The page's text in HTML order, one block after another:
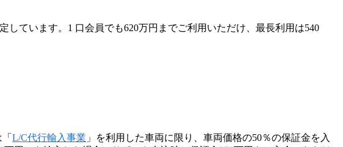
ています。1 口会員でも620万円までご利用いただけ、最長利用は540
L/C代行輸入事業 」を利用した車両に限り、車両価格の50％の保証金を入